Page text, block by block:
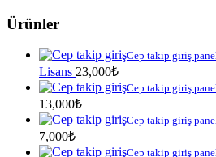
Ürünler
Cep takip giriş
Lisans 23,000₺
Cep takip giriş
13,000₺
Cep takip giriş
7,000₺
Cep takip giriş